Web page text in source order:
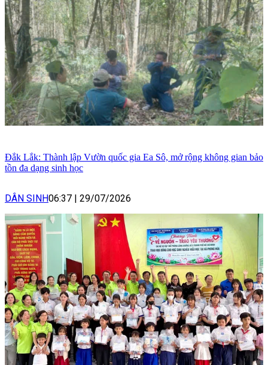
Đắk Lắk: Thành lập Vườn quốc gia Ea Sô, mở rộng không gian bảo
tồn đa dạng sinh học
DÂN SINH06:37 29/07/2026